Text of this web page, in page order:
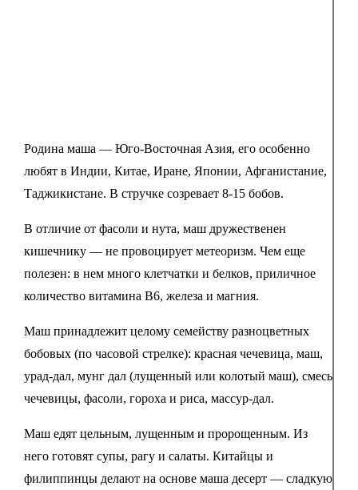
Родина маша — Юго-Восточная Азия, его особенно
любят в Индии, Китае, Иране, Японии, Афганистание,
Таджикистане. В стручке созревает 8-15 бобов.
В отличие от фасоли и нута, маш дружественен
кишечнику — не провоцирует метеоризм. Чем еще
полезен: в нем много клетчатки и белков, приличное
количество витамина В6, железа и магния.
Маш принадлежит целому семейству разноцветных
бобовых (по часовой стрелке): красная чечевица, маш,
урад-дал, мунг дал (лущенный или колотый маш), смесь
чечевицы, фасоли, гороха и риса, массур-дал.
Маш едят цельным, лущенным и пророщенным. Из
него готовят супы, рагу и салаты. Китайцы и
филиппинцы делают на основе маша десерт — сладкую